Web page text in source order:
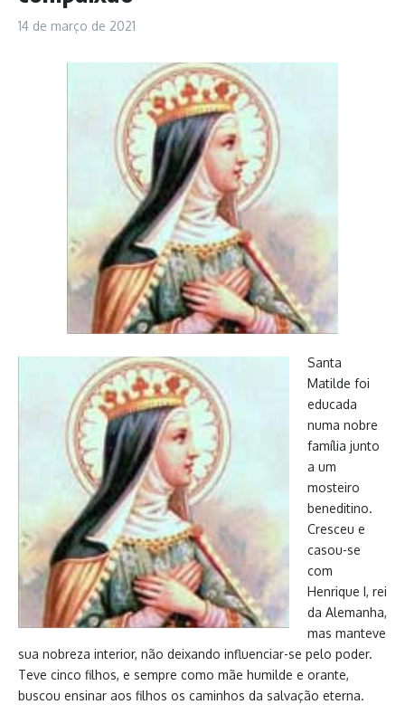
14 de março de 2021
Santa
Matilde foi
educada
numa nobre
família junto
a um
mosteiro
beneditino.
Cresceu e
casou-se
com
Henrique I, rei
da Alemanha,
mas manteve
sua nobreza interior, não deixando influenciar-se pelo poder.
Teve cinco filhos, e sempre como mãe humilde e orante,
buscou ensinar aos filhos os caminhos da salvação eterna.